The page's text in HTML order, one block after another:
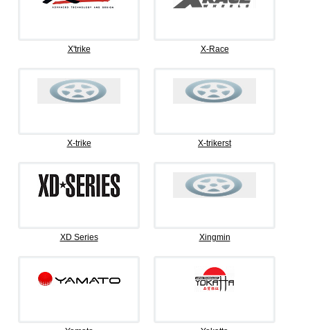
X'trike X-Race
X-trike X-trikerst
XD Series Xingmin